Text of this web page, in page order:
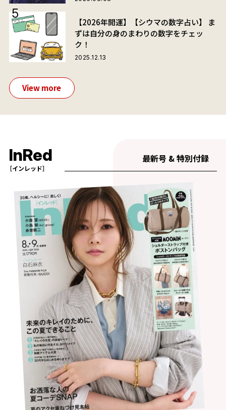
【2026年開運】【シウマの数字占い】 ま
ずは自分の身のまわりの数字をチェッ
ク！
2025.12.13
View more
InRed
［インレッド］
最新号 & 特別付録